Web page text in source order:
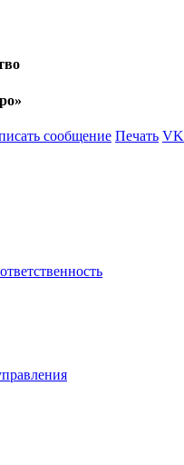
сообщение Печать VK